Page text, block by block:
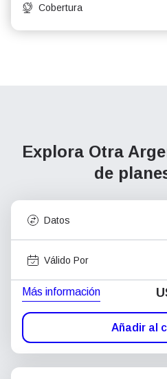
Cobertura
Explora Otra
de
Datos
Válido Por
Más información
Añadir al